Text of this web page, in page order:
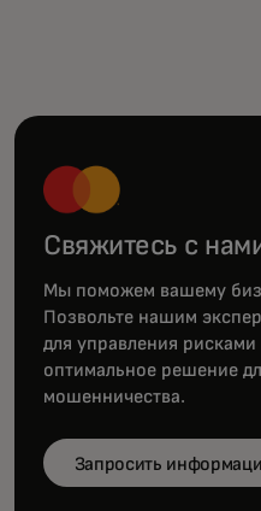
Свяжитесь с
Мы поможем вашему
Позвольте нашим
для управления
оптимальное решение
мошенничества.
Запросить